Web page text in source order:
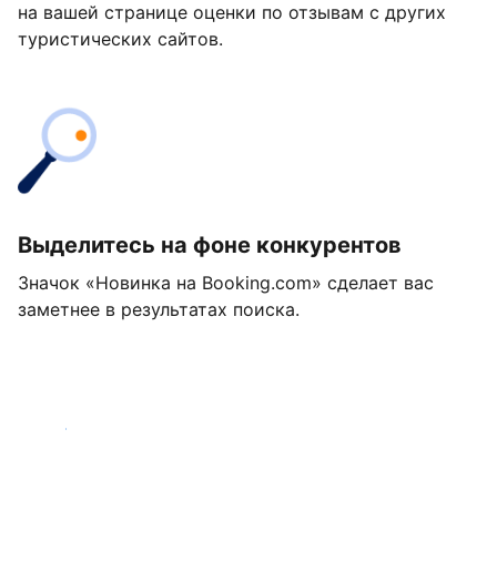
на вашей странице оценки по отзывам с других
туристических сайтов.
Выделитесь на фоне конкурентов
Значок «Новинка на Booking.com» сделает вас
заметнее в результатах поиска.
Начать